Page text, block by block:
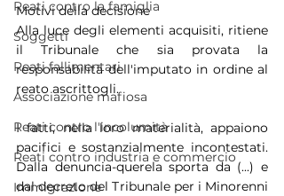
Reati contro la famiglia
Soggetti
Reati fallimentari
Associazione mafiosa
Reati contro l'incolumità
Reati contro industria e commercio
Immigrazione
Motivi della decisione
Alla luce degli elementi acquisiti, ritiene
il Tribunale che sia provata la
responsabilità dell'imputato in ordine al
reato ascrittogli.
I fatti, nella loro materialità, appaiono
pacifici e sostanzialmente incontestati.
Dalla denuncia-querela sporta da (...) e
dal decreto del Tribunale per i Minorenni